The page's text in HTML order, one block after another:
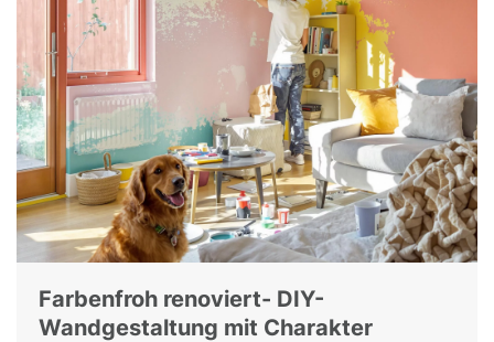
Farbenfroh renoviert- DIY-
Wandgestaltung mit Charakter